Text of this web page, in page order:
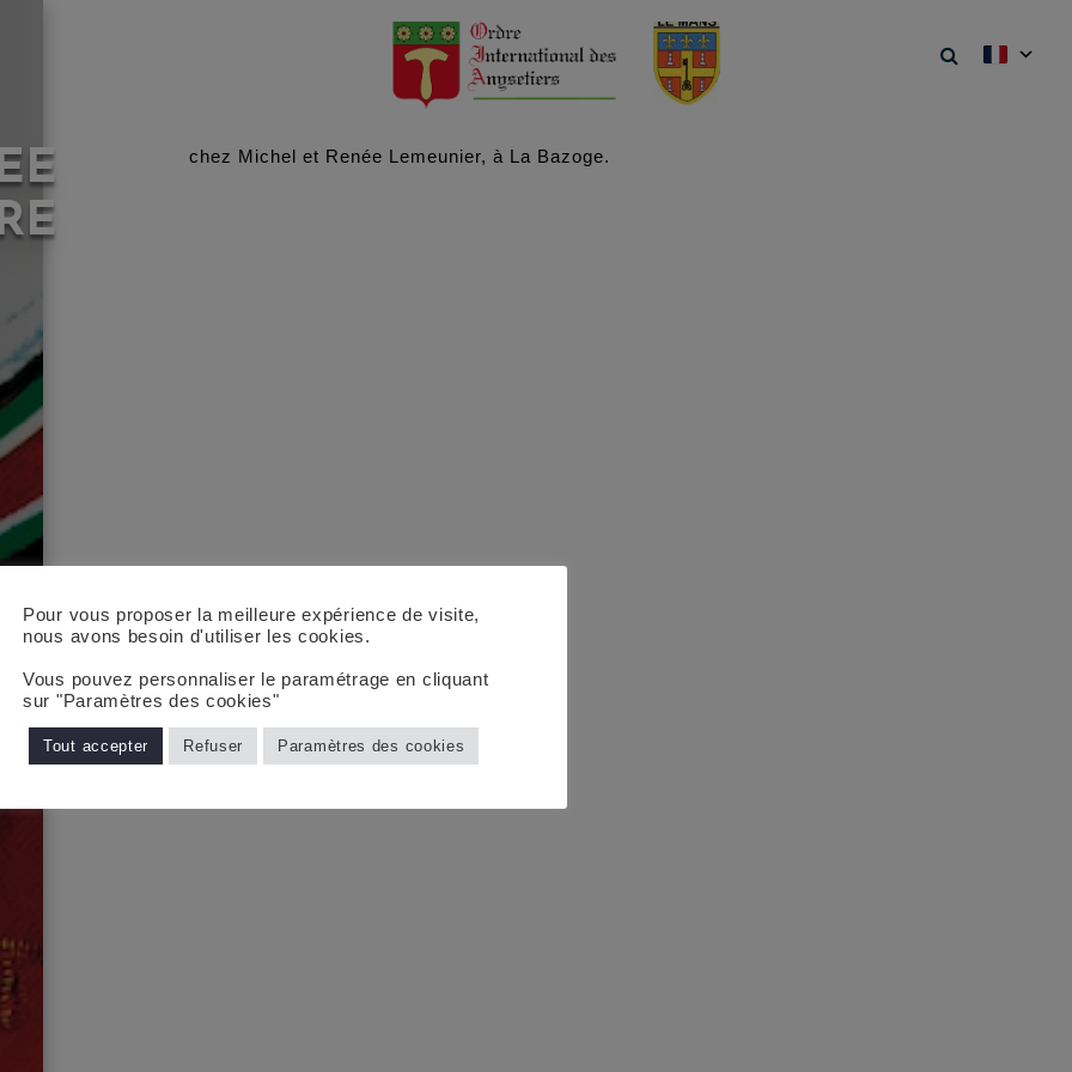
chez Michel et Renée Lemeunier, à La Bazoge.
Pour vous proposer la meilleure expérience de visite,
nous avons besoin d'utiliser les cookies.
Vous pouvez personnaliser le paramétrage en cliquant
sur "Paramètres des cookies"
Tout accepter Refuser Paramètres des cookies